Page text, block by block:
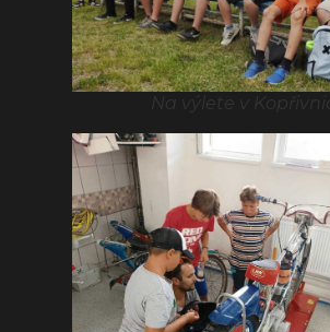
Na výlete v Kopřivnici